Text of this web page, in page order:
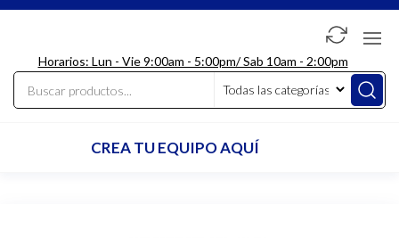
Saltar
contenido
LdcComputer
Horarios: Lun - Vie 9:00am - 5:00pm/ Sab 10am - 2:00pm
CREA TU EQUIPO AQUÍ